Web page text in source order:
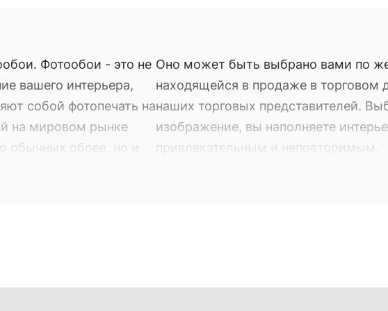
Фотообои - это не
вашего интерьера,
собой фотопечать на
на мировом рынке
обычных обоев, но и
Оно может быть выбрано вами по
находящейся в продаже в торговом
наших торговых представителей.
изображение, вы наполняете
привлекательным и неповторимым.